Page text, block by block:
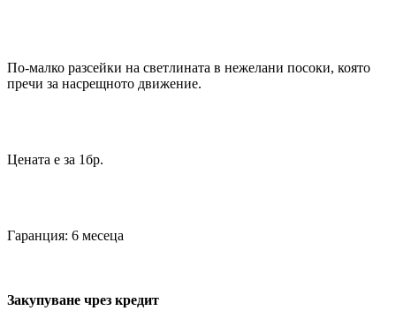
По-малко разсейки на светлината в нежелани посоки, която
пречи за насрещното движение.
Цената е за 1бр.
Гаранция: 6 месеца
Закупуване чрез кредит